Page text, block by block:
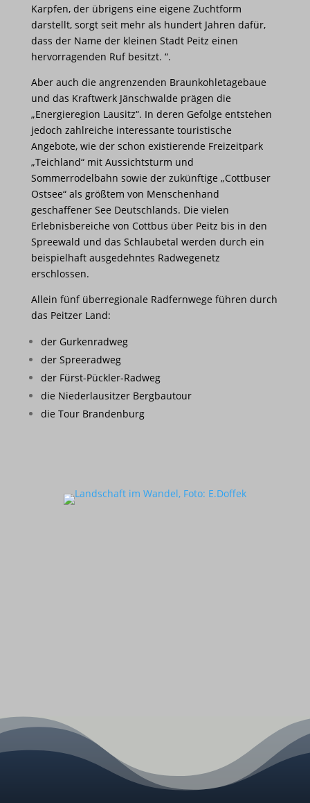
Karpfen, der übrigens eine eigene Zuchtform
darstellt, sorgt seit mehr als hundert Jahren dafür,
dass der Name der kleinen Stadt Peitz einen
hervorragenden Ruf besitzt. “.
Aber auch die angrenzenden Braunkohletagebaue
und das Kraftwerk Jänschwalde prägen die
„Energieregion Lausitz“. In deren Gefolge entstehen
jedoch zahlreiche interessante touristische
Angebote, wie der schon existierende Freizeitpark
„Teichland“ mit Aussichtsturm und
Sommerrodelbahn sowie der zukünftige „Cottbuser
Ostsee“ als größtem von Menschenhand
geschaffener See Deutschlands. Die vielen
Erlebnisbereiche von Cottbus über Peitz bis in den
Spreewald und das Schlaubetal werden durch ein
beispielhaft ausgedehntes Radwegenetz
erschlossen.
Allein fünf überregionale Radfernwege führen durch
das Peitzer Land:
der Gurkenradweg
der Spreeradweg
der Fürst-Pückler-Radweg
die Niederlausitzer Bergbautour
die Tour Brandenburg